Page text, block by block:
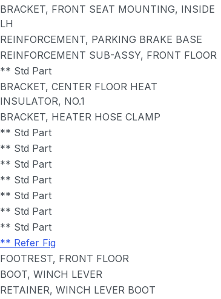
BRACKET, FRONT SEAT MOUNTING, INSIDE
LH
REINFORCEMENT, PARKING BRAKE BASE
REINFORCEMENT SUB-ASSY, FRONT FLOOR
** Std Part
BRACKET, CENTER FLOOR HEAT
INSULATOR, NO.1
BRACKET, HEATER HOSE CLAMP
** Std Part
** Std Part
** Std Part
** Std Part
** Std Part
** Std Part
** Std Part
** Refer Fig
FOOTREST, FRONT FLOOR
BOOT, WINCH LEVER
RETAINER, WINCH LEVER BOOT